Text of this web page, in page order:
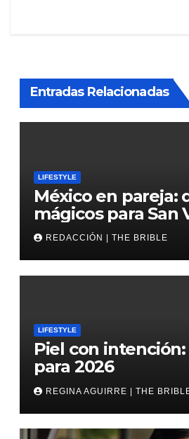
Entradas Relacionadas
LIFESTYLE
México en pareja:
mágicos para San
REDACCIÓN | THE BRIBLE
LIFESTYLE
Piel con
para 2026
REGINA AGUIRRE | THE